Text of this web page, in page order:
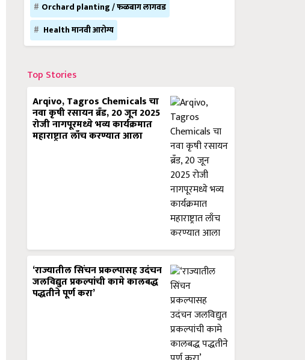
Orchard planting / फळबाग लागवड
Health मानवी आरोग्य
Top Stories
Arqivo, Tagros Chemicals चा
नवा कृषी रसायन ब्रँड, 20 जून 2025
रोजी नागपूरमध्ये भव्य कार्यक्रमात
महाराष्ट्रात लाँच करण्यात आला
‘राज्यातील सिंचन प्रकल्पासह उदंचन
जलविद्युत प्रकल्पांची कामे कालबद्ध
पद्धतीने पूर्ण करा’